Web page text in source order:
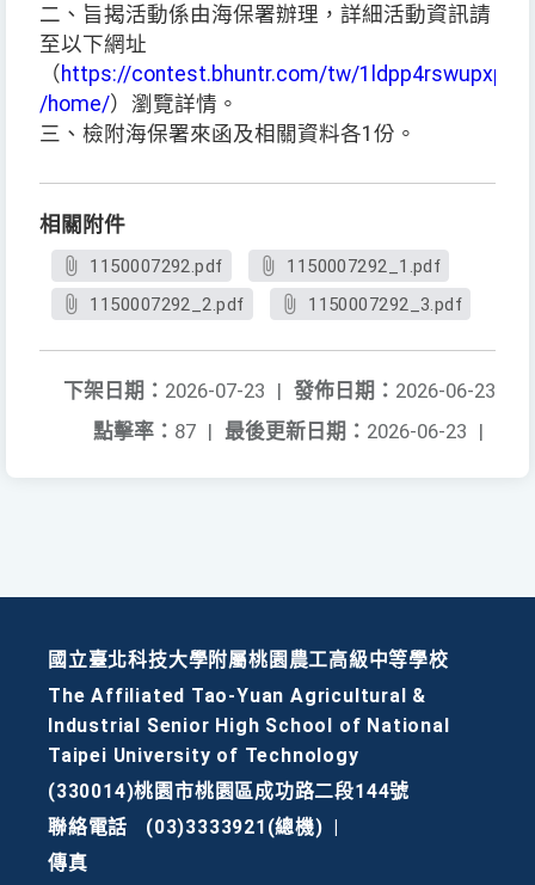
二、旨揭活動係由海保署辦理，詳細活動資訊請
至以下網址
（ https://contest.bhuntr.com/tw/
/home/）瀏覽詳情。
三、檢附海保署來函及相關資料各1份。
相關附件
1150007292.pdf
1150007292_1.pdf
1150007292_2.pdf
1150007292_3.pdf
發佈日期： 2026-06-23
下架日期： 2026-07-23 |
最後更新日期： 2026-06-23 |
點擊率： 87 |
國立臺北科技大學附屬桃園農工高級中等學校
The Affiliated Tao-Yuan Agricultural &
Industrial Senior High School of National
Taipei University of Technology
(330014)桃園市桃園區成功路二段144號
聯絡電話
(03)3333921(總機)
傳真